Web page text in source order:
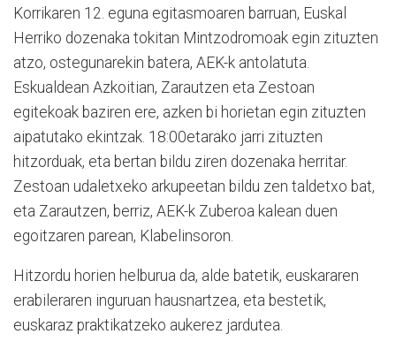
Korrikaren 12. eguna egitasmoaren barruan, Euskal
Herriko dozenaka tokitan Mintzodromoak egin zituzten
atzo, ostegunarekin batera, AEK-k antolatuta.
Eskualdean Azkoitian, Zarautzen eta Zestoan
egitekoak baziren ere, azken bi horietan egin zituzten
aipatutako ekintzak. 18:00etarako jarri zituzten
hitzorduak, eta bertan bildu ziren dozenaka herritar.
Zestoan udaletxeko arkupeetan bildu zen taldetxo bat,
eta Zarautzen, berriz, AEK-k Zuberoa kalean duen
egoitzaren parean, Klabelinsoron.
Hitzordu horien helburua da, alde batetik, euskararen
erabileraren inguruan hausnartzea, eta bestetik,
euskaraz praktikatzeko aukerez jardutea.